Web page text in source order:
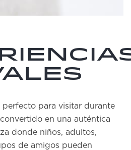
para visitar durante
en una auténtica
donde niños, adultos,
de amigos pueden